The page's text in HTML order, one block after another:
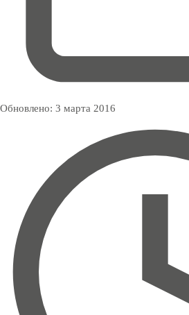
Обновлено: 3 марта 2016